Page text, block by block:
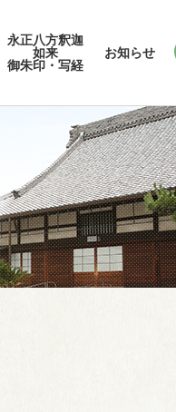
永正八方釈迦
如来
御朱印・写経
お知らせ